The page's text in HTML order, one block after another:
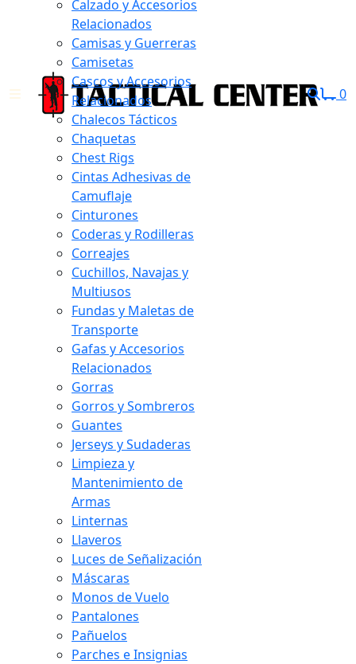
Calzado y Accesorios
Relacionados
Camisas y Guerreras
Camisetas
Cascos y Accesorios
Relacionados
Chalecos Tácticos
Chaquetas
Chest Rigs
Cintas Adhesivas de
Camuflaje
Cinturones
Coderas y Rodilleras
Correajes
Cuchillos, Navajas y
Multiusos
Fundas y Maletas de
Transporte
Gafas y Accesorios
Relacionados
Gorras
Gorros y Sombreros
Guantes
Jerseys y Sudaderas
Limpieza y
Mantenimiento de
Armas
Linternas
Llaveros
Luces de Señalización
Máscaras
Monos de Vuelo
Pantalones
Pañuelos
Parches e Insignias
0